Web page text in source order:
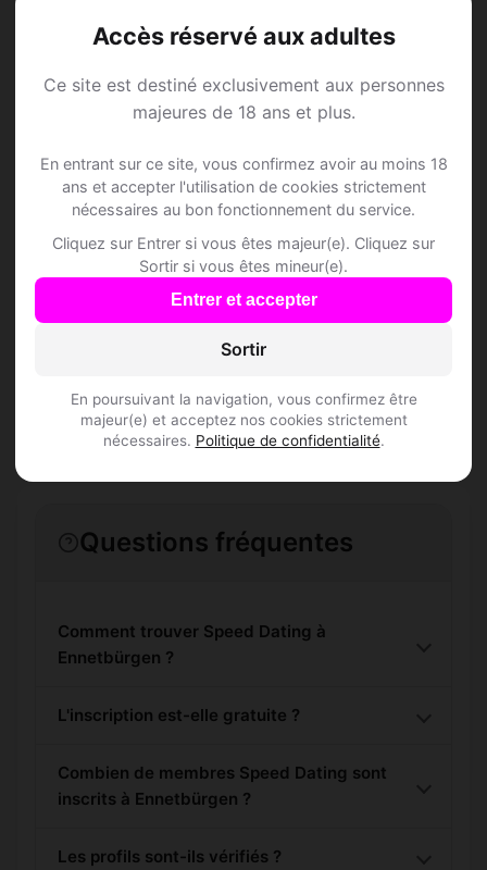
Accès réservé aux adultes
Ce site est destiné exclusivement aux personnes
majeures de 18 ans et plus.
En entrant sur ce site, vous confirmez avoir au moins 18
ans et accepter l'utilisation de cookies strictement
nécessaires au bon fonctionnement du service.
Cliquez sur Entrer si vous êtes majeur(e). Cliquez sur
Sortir si vous êtes mineur(e).
Entrer et accepter
Sortir
En poursuivant la navigation, vous confirmez être
majeur(e) et acceptez nos cookies strictement
nécessaires. Politique de confidentialité.
Ennetbürgen • Nidwald
Speed Dating à
Ennetbürgen
Rejoins les membres de Ennetbürgen et
des alentours !
Questions fréquentes
Comment trouver Speed Dating à
Ennetbürgen ?
L'inscription est-elle gratuite ?
Combien de membres Speed Dating sont
inscrits à Ennetbürgen ?
Les profils sont-ils vérifiés ?